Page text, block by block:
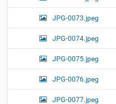
JPG-0073.jpeg
JPG-0074.jpeg
JPG-0075.jpeg
JPG-0076.jpeg
JPG-0077.jpeg